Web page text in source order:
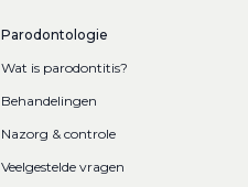
Parodontologie
Wat is parodontitis?
Behandelingen
Nazorg & controle
Veelgestelde vragen